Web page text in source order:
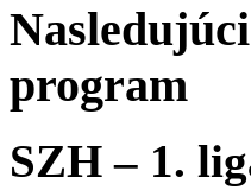
Nasledujúci
program
SZH – 1.